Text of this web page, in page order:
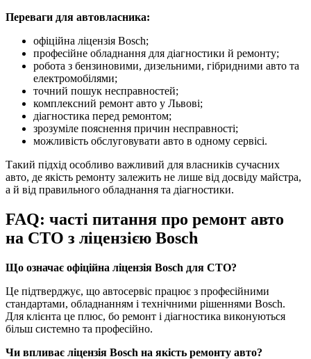
Переваги для автовласника:
офіційна ліцензія Bosch;
професійне обладнання для діагностики й ремонту;
робота з бензиновими, дизельними, гібридними авто та
електромобілями;
точний пошук несправностей;
комплексний ремонт авто у Львові;
діагностика перед ремонтом;
зрозуміле пояснення причин несправності;
можливість обслуговувати авто в одному сервісі.
Такий підхід особливо важливий для власників сучасних
авто, де якість ремонту залежить не лише від досвіду майстра,
а й від правильного обладнання та діагностики.
FAQ: часті питання про ремонт авто
на СТО з ліцензією Bosch
Що означає офіційна ліцензія Bosch для СТО?
Це підтверджує, що автосервіс працює з професійними
стандартами, обладнанням і технічними рішеннями Bosch.
Для клієнта це плюс, бо ремонт і діагностика виконуються
більш системно та професійно.
Чи впливає ліцензія Bosch на якість ремонту авто?